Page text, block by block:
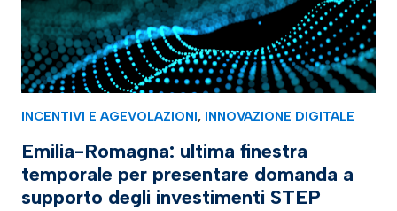
INCENTIVI E AGEVOLAZIONI, INNOVAZIONE DIGITALE
Emilia-Romagna: ultima finestra
temporale per presentare domanda a
supporto degli investimenti STEP